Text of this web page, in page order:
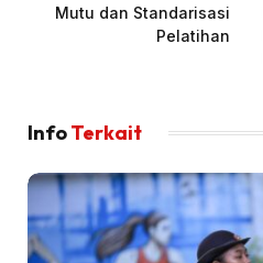
Mutu dan Standarisasi
Pelatihan
InfoTerkait